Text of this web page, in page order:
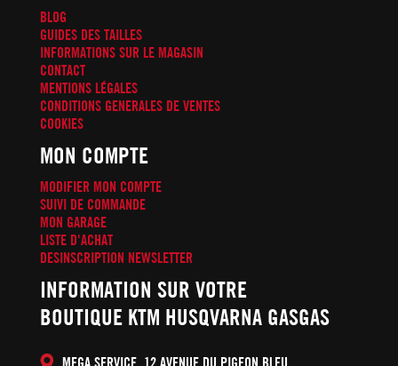
BLOG
GUIDES DES TAILLES
INFORMATIONS SUR LE MAGASIN
CONTACT
MENTIONS LÉGALES
CONDITIONS GENERALES DE VENTES
COOKIES
MON COMPTE
MODIFIER MON COMPTE
SUIVI DE COMMANDE
MON GARAGE
LISTE D'ACHAT
DESINSCRIPTION NEWSLETTER
INFORMATION SUR VOTRE
BOUTIQUE KTM HUSQVARNA GASGAS
MEGA SERVICE, 12 AVENUE DU PIGEON BLEU